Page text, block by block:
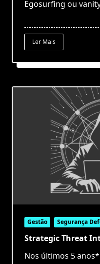
Egosurfing ou
Ler Mais
Gestão Segurança
Strategic Threat
Nos últimos 5